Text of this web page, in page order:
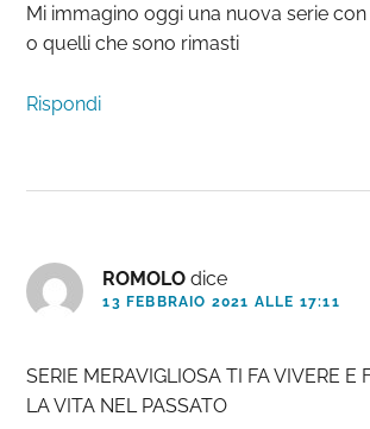
Mi immagino oggi una nuova serie
o quelli che sono rimasti
Rispondi
ROMOLO dice
13 FEBBRAIO 2021 ALLE 17:11
SERIE MERAVIGLIOSA TI FA VIVERE E
LA VITA NEL PASSATO